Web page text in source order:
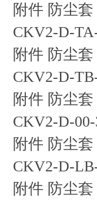
附件 防尘
CKV2-D-
附件 防尘
CKV2-D-
附件 防尘
CKV2-D-
附件 防尘
CKV2-D-
附件 防尘